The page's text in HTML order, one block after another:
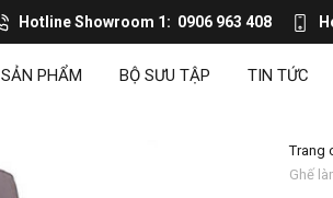
Hotline Showroom 1 0906 963 408
SẢN PHẨM BỘ SƯU TẬP TIN TỨC
Trang
Ghế